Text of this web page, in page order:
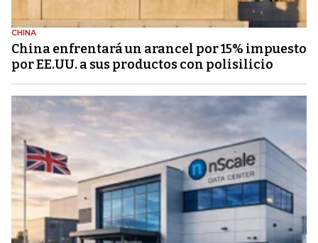
CHINA
China enfrentará un arancel por 15% impuesto
por EE.UU. a sus productos con polisilicio